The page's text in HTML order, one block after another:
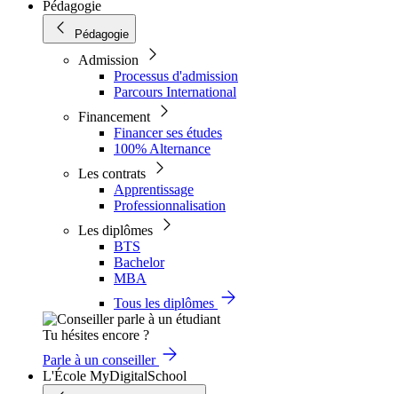
Pédagogie
Pédagogie
Admission
Processus d'admission
Parcours International
Financement
Financer ses études
100% Alternance
Les contrats
Apprentissage
Professionnalisation
Les diplômes
BTS
Bachelor
MBA
Tous les diplômes
Tu hésites encore ?
Parle à un conseiller
L'École MyDigitalSchool